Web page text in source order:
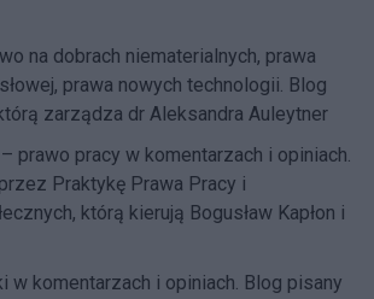
na dobrach niematerialnych, prawa
prawa nowych technologii. Blog
zarządza dr Aleksandra Auleytner
– prawo pracy w komentarzach i opiniach.
Praktykę Prawa Pracy i
którą kierują Bogusław Kapłon i
w komentarzach i opiniach. Blog pisany